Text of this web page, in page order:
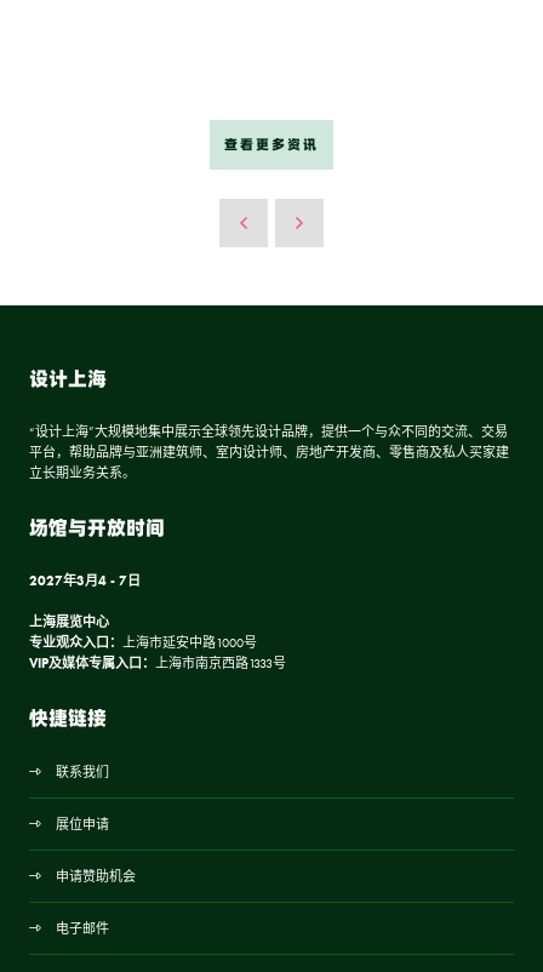
查看更多资讯
设计上海
“设计上海”大规模地集中展示全球领先设计品牌，提供一个与众不同的交流、交易
平台，帮助品牌与亚洲建筑师、室内设计师、房地产开发商、零售商及私人买家建
立长期业务关系。
场馆与开放时间
2027年3月4 - 7日
上海展览中心
专业观众入口： 上海市延安中路1000号
VIP及媒体专属入口： 上海市南京西路1333号
快捷链接
联系我们
展位申请
申请赞助机会
电子邮件